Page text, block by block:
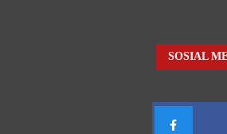
SOSIAL